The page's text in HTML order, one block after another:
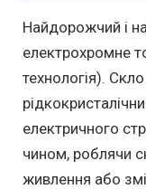
Найдорожчий і
електрохромне
технологія).
електричного
чином, роблячи
живлення або